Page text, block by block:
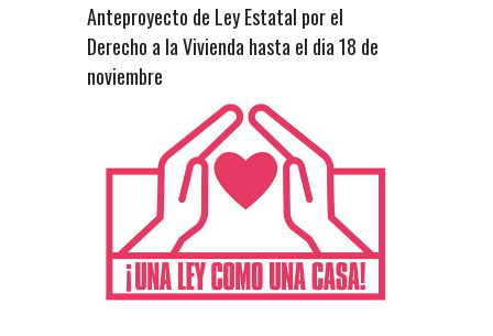
Anteproyecto de Ley Estatal por el
Derecho a la Vivienda hasta el dia 18 de
noviembre